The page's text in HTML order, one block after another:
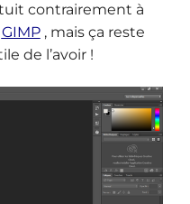
contrairement à
GIMP, mais ça reste
de l’avoir !